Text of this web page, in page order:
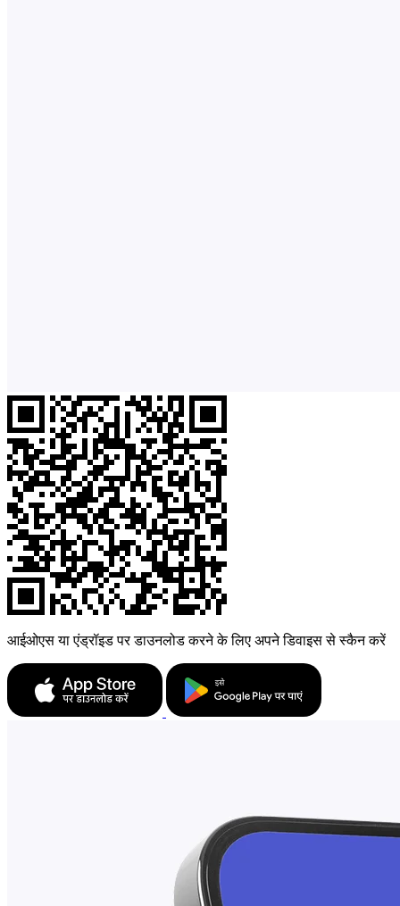
आईओएस या एंड्रॉइड पर डाउनलोड करने के लिए अपने डिवाइस से स्कैन करें